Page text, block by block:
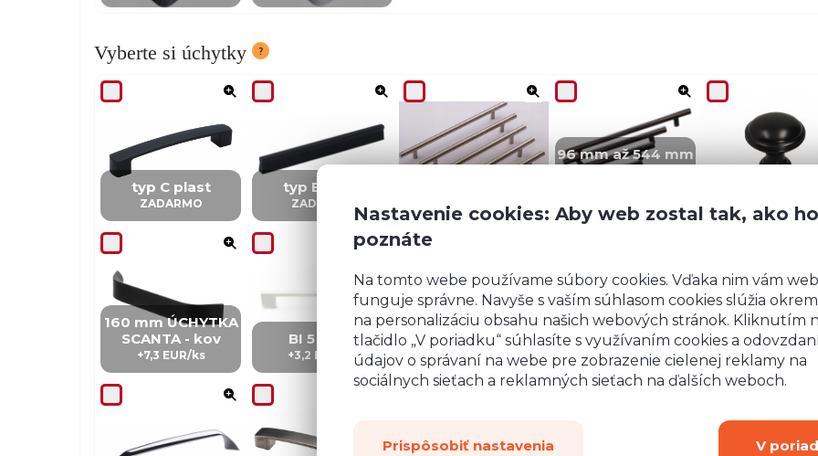
Vyberte si úchytky
typ C plast
ZADARMO
typ E plast
ZADARMO ZADARMO
96 mm až 544 mm
EUR/ks
+2,8 EUR/ks
160 mm ÚCHYTKA
SCANTA - kov
+7,3 EUR/ks
BI 5 – kov
+3,2 EUR/ks
CZ 5 – kov
+4,02 EUR/ks
IN 5 – kov
+4,02 EUR/ks
ZI5 - KOV
+6 EUR/ks
Nastavenie cookies: Aby web zostal tak, ako ho
poznáte
Na tomto webe používame súbory cookies. Vďaka nim vám web
funguje správne. Navyše s vaším súhlasom cookies slúžia
na personalizáciu obsahu našich webových stránok. Kliknutím
tlačidlo „V poriadku“ súhlasíte s využívaním cookies a
údajov o správaní na webe pre zobrazenie cielenej reklamy na
sociálnych sieťach a reklamných sieťach na ďalších weboch.
Prispôsobiť nastavenia V